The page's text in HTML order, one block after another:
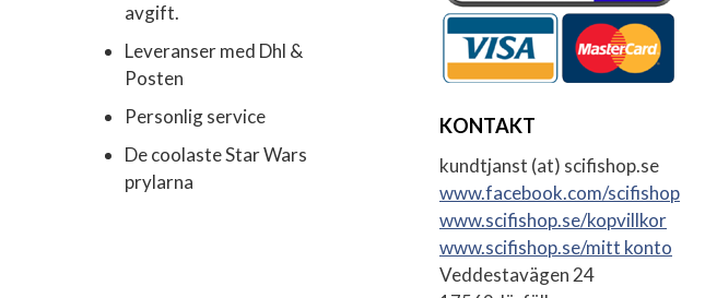
avgift.
Leveranser med Dhl &
Posten
Personlig service
De coolaste Star Wars
prylarna
KONTAKT
kundtjanst (at) scifishop.se
www.facebook.com/scifishop
www.scifishop.se/kopvillkor
www.scifishop.se/mitt konto
Veddestavägen 24